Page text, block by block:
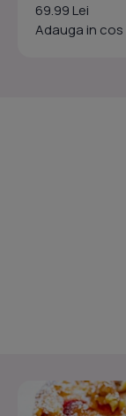
69.99 Lei
Adauga in cos